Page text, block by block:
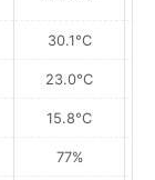
30.1°C
23.0°C
15.8°C
77%